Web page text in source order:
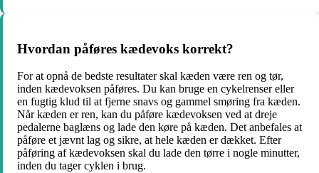
Hvordan påføres kædevoks korrekt?
For at opnå de bedste resultater skal kæden være ren og tør,
inden kædevoksen påføres. Du kan bruge en cykelrenser eller
en fugtig klud til at fjerne snavs og gammel smøring fra kæden.
Når kæden er ren, kan du påføre kædevoksen ved at dreje
pedalerne baglæns og lade den køre på kæden. Det anbefales at
påføre et jævnt lag og sikre, at hele kæden er dækket. Efter
påføring af kædevoksen skal du lade den tørre i nogle minutter,
inden du tager cyklen i brug.